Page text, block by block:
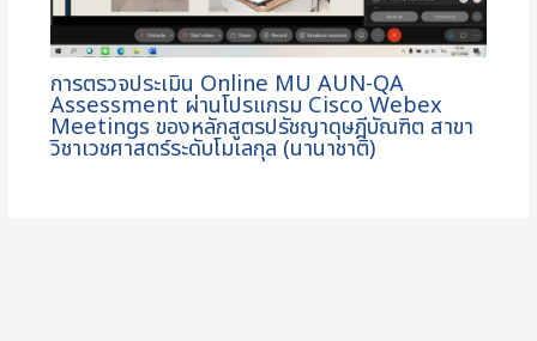
การตรวจประเมิน Online MU AUN-QA
Assessment ผ่านโปรแกรม Cisco Webex
Meetings ของหลักสูตรปรัชญาดุษฎีบัณฑิต สาขา
วิชาเวชศาสตร์ระดับโมเลกุล (นานาชาติ)